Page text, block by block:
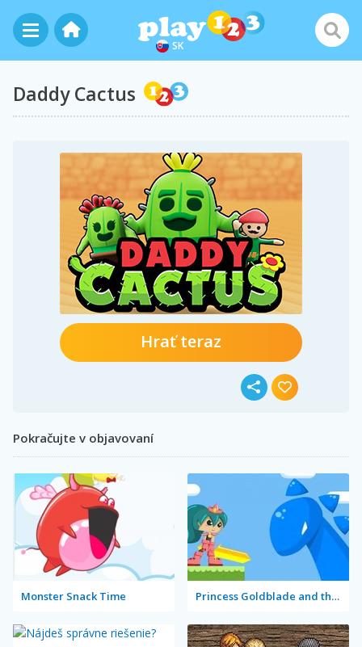
SK
Daddy Cactus
Hrať teraz
Pokračujte v objavovaní
Monster Snack Time Princess Goldblade and the Dangerous Water